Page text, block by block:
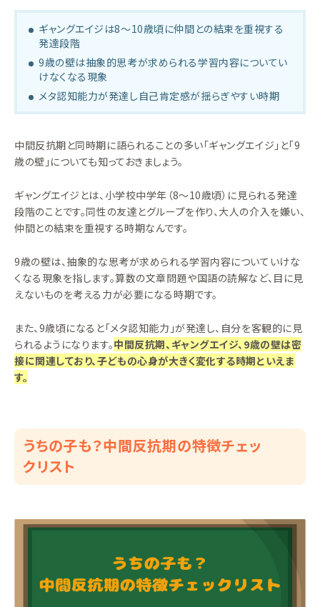
ギャングエイジは8〜10歳頃に仲間との結束を重視する
発達段階
9歳の壁は抽象的思考が求められる学習内容についてい
けなくなる現象
メタ認知能力が発達し自己肯定感が揺らぎやすい時期
中間反抗期と同時期に語られることの多い「ギャングエイジ」と「9
歳の壁」についても知っておきましょう。
ギャングエイジとは、小学校中学年（8〜10歳頃）に見られる発達
段階のことです。同性の友達とグループを作り、大人の介入を嫌い、
仲間との結束を重視する時期なんです。
9歳の壁は、抽象的な思考が求められる学習内容についていけな
くなる現象を指します。算数の文章問題や国語の読解など、目に見
えないものを考える力が必要になる時期です。
また、9歳頃になると「メタ認知能力」が発達し、自分を客観的に見
られるようになります。中間反抗期、ギャングエイジ、9歳の壁は密
接に関連しており、子どもの心身が大きく変化する時期といえま
す。
うちの子も？中間反抗期の特徴チェッ
クリスト